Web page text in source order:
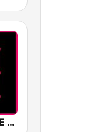
SUNSHINE LIVE - 90s